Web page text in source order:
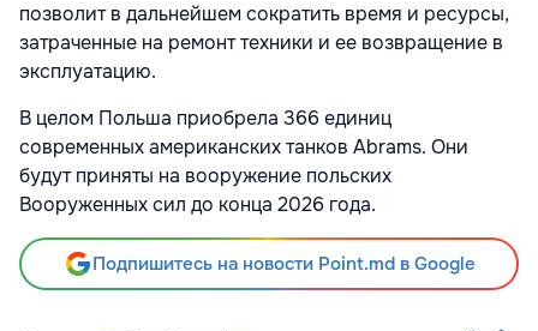
позволит в дальнейшем сократить время и ресурсы,
затраченные на ремонт техники и ее возвращение в
эксплуатацию.
В целом Польша приобрела 366 единиц
современных американских танков Abrams. Они
будут приняты на вооружение польских
Вооруженных сил до конца 2026 года.
Подпишитесь на новости Point.md в Google